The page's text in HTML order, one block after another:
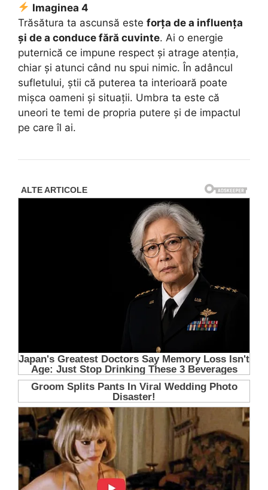
Imaginea 4
Trăsătura ta ascunsă este forța de a influența
și de a conduce fără cuvinte. Ai o energie
puternică ce impune respect și atrage atenția,
chiar și atunci când nu spui nimic. În adâncul
sufletului, știi că puterea ta interioară poate
mișca oameni și situații. Umbra ta este că
uneori te temi de propria putere și de impactul
pe care îl ai.